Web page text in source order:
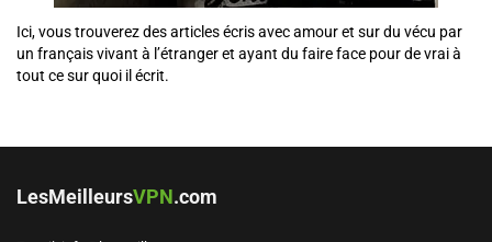
Ici, vous trouverez des articles écris avec amour et sur du vécu par
un français vivant à l’étranger et ayant du faire face pour de vrai à
tout ce sur quoi il écrit.
LesMeilleursVPN.com